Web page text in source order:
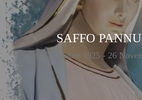
SAFFO
17 Ottobre 1925 - 26